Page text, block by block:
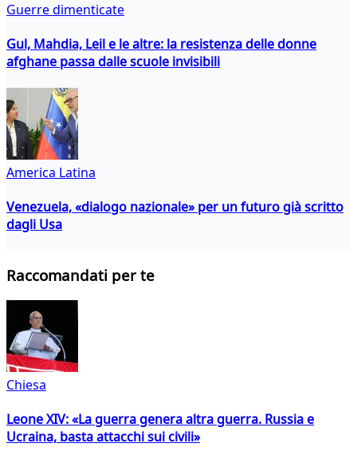
Guerre dimenticate
Gul, Mahdia, Leil e le altre: la resistenza delle donne
afghane passa dalle scuole invisibili
America Latina
Venezuela, «dialogo nazionale» per un futuro già scritto
dagli Usa
Raccomandati per te
Chiesa
Leone XIV: «La guerra genera altra guerra. Russia e
Ucraina, basta attacchi sui civili»